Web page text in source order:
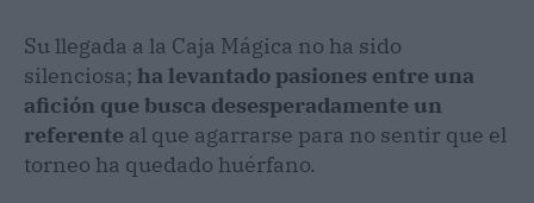
Su llegada a la Caja Mágica no ha sido
silenciosa; ha levantado pasiones entre una
afición que busca desesperadamente un
referente al que agarrarse para no sentir que el
torneo ha quedado huérfano.